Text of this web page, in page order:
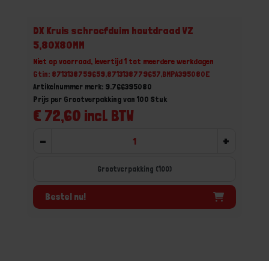
DX Kruis schroefduim houtdraad VZ
5,80X80MM
Niet op voorraad, levertijd 1 tot meerdere werkdagen
Gtin: 8713138759659,8713138779657,BMPA395080E
Artikelnummer merk: 9.766395080
€ 72,60 incl. BTW
Prijs per Grootverpakking van 100 Stuk
- +
Grootverpakking (100)
Bestel nu!